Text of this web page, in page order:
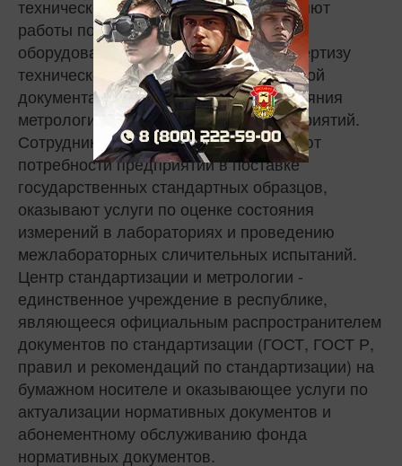
технического регулирования, выполняют
работы по аттестации испытательного
оборудования, метрологическую экспертизу
технической и проектно-конструкторской
документации, проводят анализ состояния
метрологического обеспечения предприятий.
Сотрудники учреждения удовлетворяют
потребности предприятий в поставке
государственных стандартных образцов,
оказывают услуги по оценке состояния
измерений в лабораториях и проведению
межлабораторных сличительных испытаний.
Центр стандартизации и метрологии -
единственное учреждение в республике,
являющееся официальным распространителем
документов по стандартизации (ГОСТ, ГОСТ Р,
правил и рекомендаций по стандартизации) на
бумажном носителе и оказывающее услуги по
актуализации нормативных документов и
абонементному обслуживанию фонда
нормативных документов.